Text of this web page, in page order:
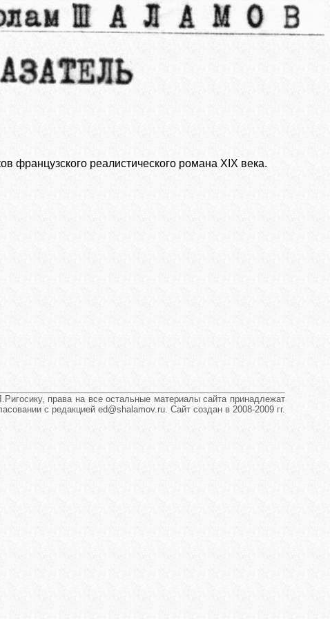
французского реалистического романа XIX века.
права на все остальные материалы сайта принадлежат
с редакцией ed@shalamov.ru. Сайт создан в 2008-2009 гг.